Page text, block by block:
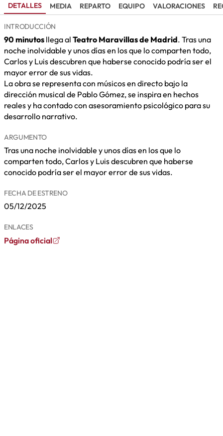
DETALLES MEDIA REPARTO EQUIPO VALORACIONES
INTRODUCCIÓN
90 minutos llega al Teatro Maravillas de Madrid. Tras una
noche inolvidable y unos días en los que lo comparten todo,
Carlos y Luis descubren que haberse conocido podría ser el
mayor error de sus vidas.
La obra se representa con músicos en directo bajo la
dirección musical de Pablo Gómez, se inspira en hechos
reales y ha contado con asesoramiento psicológico para su
desarrollo narrativo.
ARGUMENTO
Tras una noche inolvidable y unos días en los que lo
comparten todo, Carlos y Luis descubren que haberse
conocido podría ser el mayor error de sus vidas.
FECHA DE ESTRENO
05/12/2025
ENLACES
Página oficial